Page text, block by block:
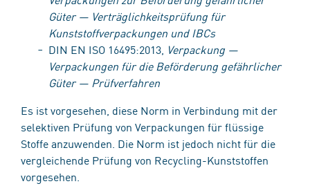
Güter — Verträglichkeitsprüfung für
Kunststoffverpackungen und IBCs
DIN EN ISO 16495:2013, Verpackung —
Verpackungen für die Beförderung gefährlicher
Güter — Prüfverfahren
Es ist vorgesehen, diese Norm in Verbindung mit der
selektiven Prüfung von Verpackungen für flüssige
Stoffe anzuwenden. Die Norm ist jedoch nicht für die
vergleichende Prüfung von Recycling-Kunststoffen
vorgesehen.